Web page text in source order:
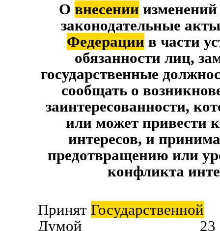
О внесении
законодательные
Федерации в части
обязанности лиц,
государственные
сообщать о
заинтересованности,
или может привести
интересов, и
предотвращению или
конфликта
Принят Государственной
Думой 23